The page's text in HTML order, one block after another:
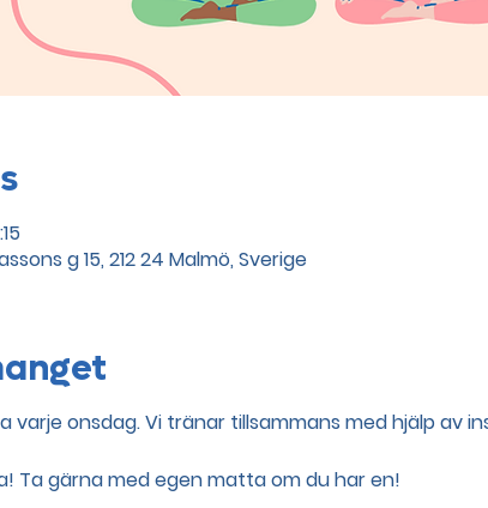
g 15, 212 24 Malmö, Sverige
varje onsdag. Vi tränar tillsammans med hjälp av
Ta gärna med egen matta om du har en!